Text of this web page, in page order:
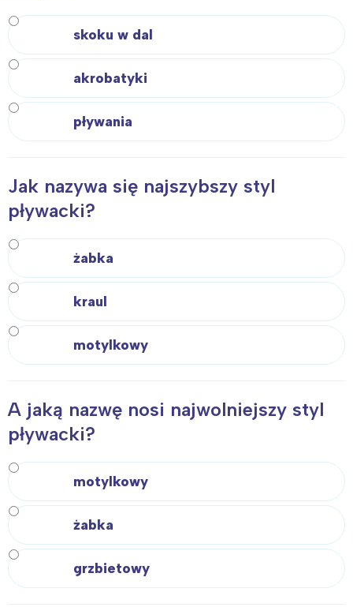
skoku w dal
akrobatyki
pływania
Jak nazywa się najszybszy styl
pływacki?
żabka
kraul
motylkowy
A jaką nazwę nosi najwolniejszy styl
pływacki?
motylkowy
żabka
grzbietowy